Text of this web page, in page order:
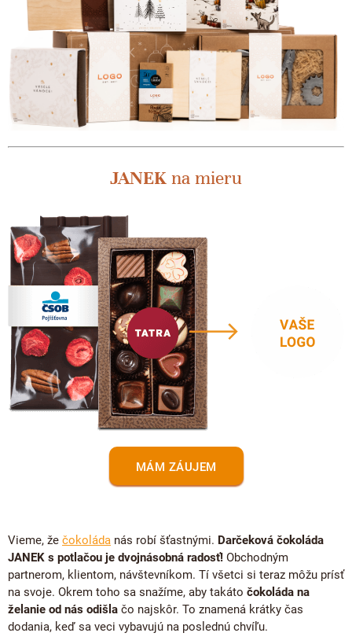
JANEK na mieru
MÁM ZÁUJEM
Vieme, že čokoláda nás robí šťastnými. Darčeková čokoláda
JANEK s potlačou je dvojnásobná radosť! Obchodným
partnerom, klientom, návštevníkom. Tí všetci si teraz môžu prísť
na svoje. Okrem toho sa snažíme, aby takáto čokoláda na
želanie od nás odišla čo najskôr. To znamená krátky čas
dodania, keď sa veci vybavujú na poslednú chvíľu.